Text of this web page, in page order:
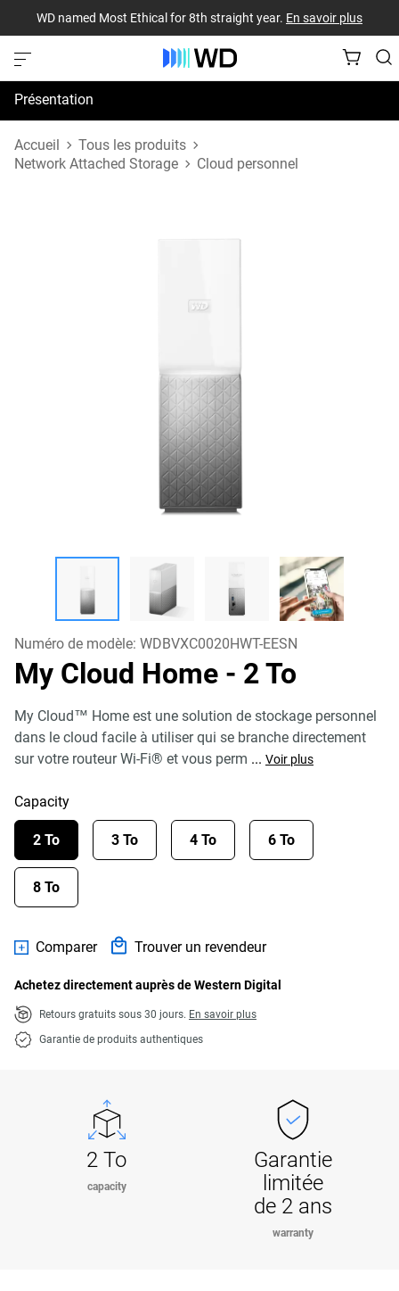
WD named Most Ethical for 8th straight year. En savoir plus
Présentation
Spécifications
Accueil
Tous les produits
Network Attached Storage
Cloud personnel
Numéro de modèle: WDBVXC0020HWT-EESN
My Cloud Home - 2 To
My Cloud™ Home est une solution de stockage personnel
dans le cloud facile à utiliser qui se branche directement
sur votre routeur Wi-Fi® et vous perm ... Voir plus
Capacity
2 To 3 To 4 To 6 To
8 To
Comparer Trouver un revendeur
Achetez directement auprès de Western Digital
Retours gratuits sous 30 jours. En savoir plus
Garantie de produits authentiques
2 To
capacity
Garantie
limitée
de 2 ans
warranty